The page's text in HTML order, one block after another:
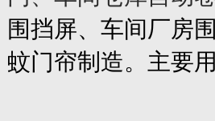
围挡屏、车间厂房
蚊门帘制造。主要